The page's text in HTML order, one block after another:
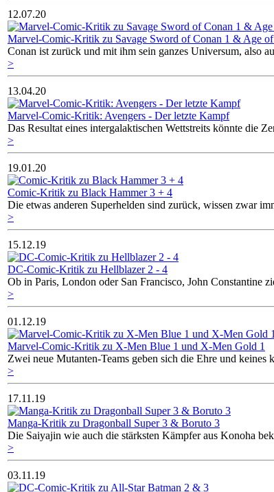
12.07.20
Marvel-Comic-Kritik zu Savage Sword of Conan 1 & Age
Conan ist zurück und mit ihm sein ganzes Universum, also
>
13.04.20
Marvel-Comic-Kritik: Avengers - Der letzte Kampf
Das Resultat eines intergalaktischen Wettstreits könnte die
>
19.01.20
Comic-Kritik zu Black Hammer 3 + 4
Die etwas anderen Superhelden sind zurück, wissen zwar
>
15.12.19
DC-Comic-Kritik zu Hellblazer 2 - 4
Ob in Paris, London oder San Francisco, John Constantine
>
01.12.19
Marvel-Comic-Kritik zu X-Men Blue 1 und X-Men Gold 1
Zwei neue Mutanten-Teams geben sich die Ehre und
>
17.11.19
Manga-Kritik zu Dragonball Super 3 & Boruto 3
Die Saiyajin wie auch die stärksten Kämpfer aus Konoha
>
03.11.19